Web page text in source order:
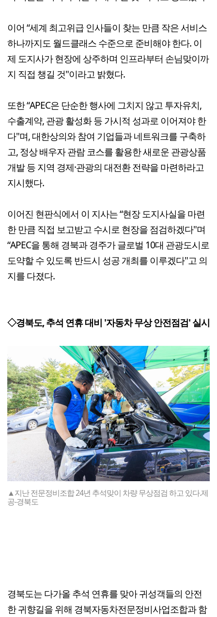
이어 “세계 최고위급 인사들이 찾는 만큼 작은 서비스
하나까지도 월드클래스 수준으로 준비해야 한다. 이
제 도지사가 현장에 상주하며 인프라부터 손님맞이까
지 직접 챙길 것"이라고 밝혔다.
또한 “APEC은 단순한 행사에 그치지 않고 투자유치,
수출계약, 관광 활성화 등 가시적 성과로 이어져야 한
다"며, 대한상의와 참여 기업들과 네트워크를 구축하
고, 정상 배우자 관람 코스를 활용한 새로운 관광상품
개발 등 지역 경제·관광의 대전환 전략을 마련하라고
지시했다.
이어진 현판식에서 이 지사는 “현장 도지사실을 마련
한 만큼 직접 보고받고 수시로 현장을 점검하겠다"며
“APEC을 통해 경북과 경주가 글로벌 10대 관광도시로
도약할 수 있도록 반드시 성공 개최를 이루겠다"고 의
지를 다졌다.
◇경북도, 추석 연휴 대비 '자동차 무상 안전점검' 실시
▲지난 전문정비조합 24년 추석맞이 차량 무상점검 하고 있다.제
공-경북도
경북도는 다가올 추석 연휴를 맞아 귀성객들의 안전
한 귀향길을 위해 경북자동차전문정비사업조합과 함